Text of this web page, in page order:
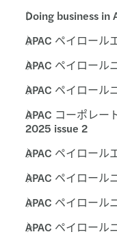
Doing business in
APAC ペイロール
APAC ペイロール
APAC ペイロール
APAC コーポレー
2025 issue 2
APAC ペイロール
APAC ペイロール
APAC ペイロール
APAC ペイロール